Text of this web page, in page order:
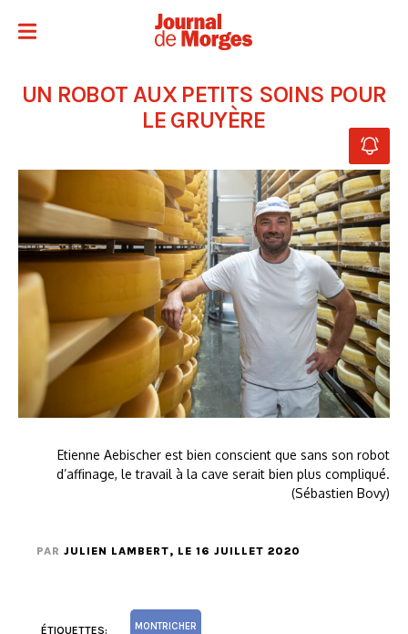
UN ROBOT AUX PETITS SOINS POUR
LE GRUYÈRE
Etienne Aebischer est bien conscient que sans son robot
d’affinage, le travail à la cave serait bien plus compliqué.
(Sébastien Bovy)
PAR JULIEN LAMBERT, LE 16 JUILLET 2020
ÉTIQUETTES: MONTRICHER